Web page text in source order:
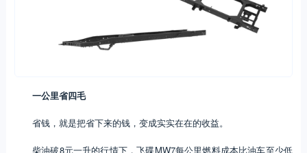
一公里省四毛
省钱，就是把省下来的钱，变成实实在在的收益。
柴油破8元一升的行情下，飞碟MW7每公里燃料成本比油车至少低